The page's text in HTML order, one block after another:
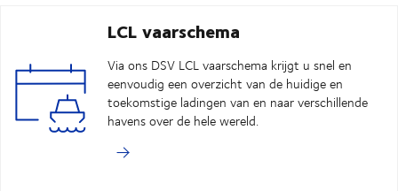
LCL vaarschema
Via ons DSV LCL vaarschema krijgt u snel en
eenvoudig een overzicht van de huidige en
toekomstige ladingen van en naar verschillende
havens over de hele wereld.